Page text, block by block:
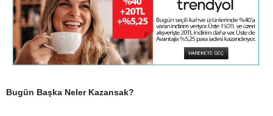
Bugün Başka Neler Kazansak?